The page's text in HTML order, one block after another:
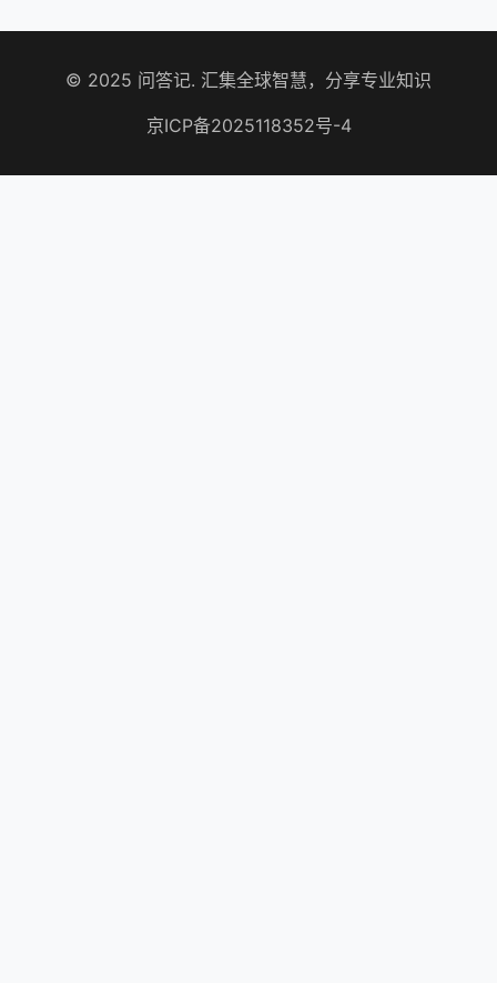
© 2025 问答记. 汇集全球智慧，分享专业知识
京ICP备2025118352号-4